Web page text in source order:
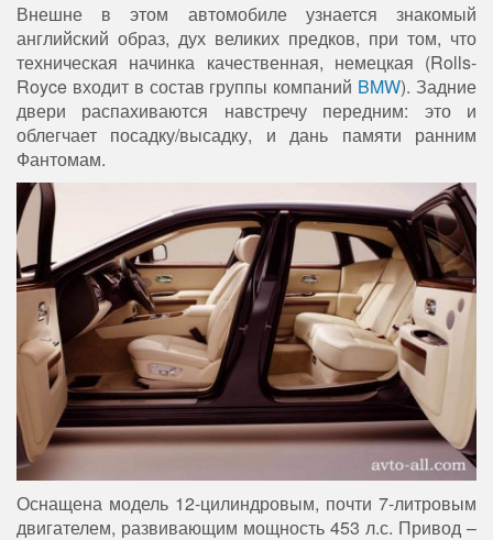
Внешне в этом автомобиле узнается знакомый
английский образ, дух великих предков, при том, что
техническая начинка качественная, немецкая (Rolls-
Royce входит в состав группы компаний BMW). Задние
двери распахиваются навстречу передним: это и
облегчает посадку/высадку, и дань памяти ранним
Фантомам.
Оснащена модель 12-цилиндровым, почти 7-литровым
двигателем, развивающим мощность 453 л.с. Привод –